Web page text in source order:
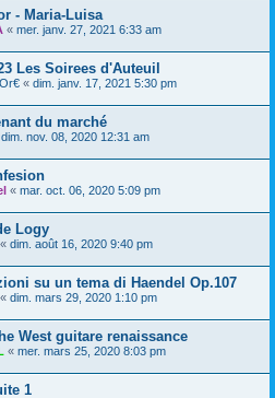
- Maria-Luisa
« mer. janv. 27, 2021 6:33 am
Les Soirees d'Auteuil
« dim. janv. 17, 2021 5:30 pm
du marché
dim. nov. 08, 2020 12:31 am
« mar. oct. 06, 2020 5:09 pm
Logy
dim. août 16, 2020 9:40 pm
su un tema di Haendel Op.107
dim. mars 29, 2020 1:10 pm
West guitare renaissance
« mer. mars 25, 2020 8:03 pm
1